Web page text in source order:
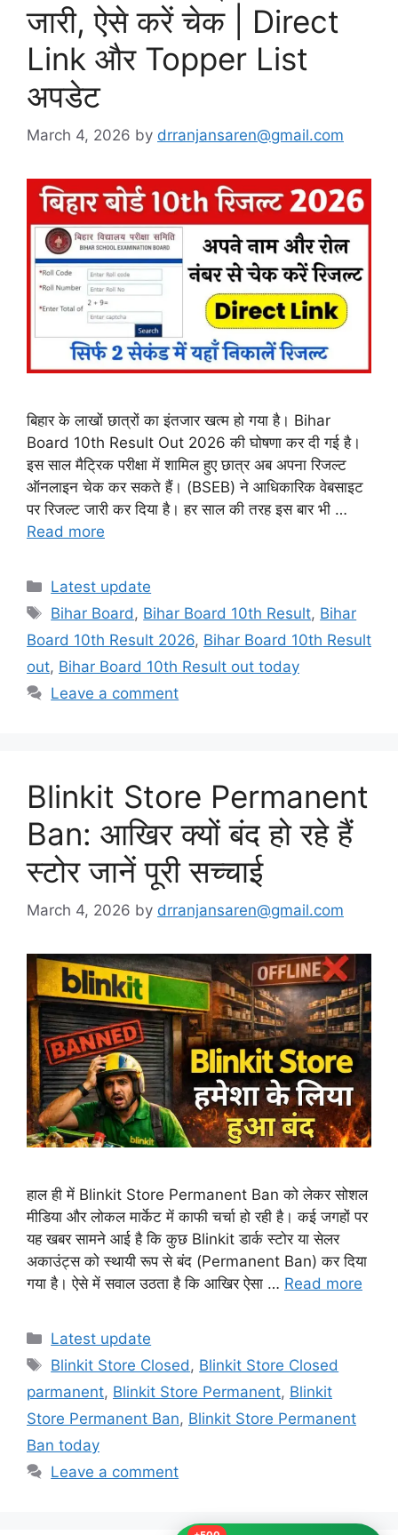
जारी, ऐसे करें चेक | Direct
Link और Topper List
अपडेट
March 4, 2026 by drranjansaren@gmail.com
बिहार के लाखों छात्रों का इंतजार खत्म हो गया है। Bihar
Board 10th Result Out 2026 की घोषणा कर दी गई है।
इस साल मैट्रिक परीक्षा में शामिल हुए छात्र अब अपना रिजल्ट
ऑनलाइन चेक कर सकते हैं। (BSEB) ने आधिकारिक वेबसाइट
पर रिजल्ट जारी कर दिया है। हर साल की तरह इस बार भी …
Read more
Categories
Latest update
Tags
Bihar Board , Bihar Board 10th Result, Bihar
Board 10th Result 2026, Bihar Board 10th Result
out, Bihar Board 10th Result out today
Leave a comment
Blinkit Store Permanent
Ban: आखिर क्यों बंद हो रहे हैं
स्टोर जानें पूरी सच्चाई
March 4, 2026 by drranjansaren@gmail.com
हाल ही में Blinkit Store Permanent Ban को लेकर सोशल
मीडिया और लोकल मार्केट में काफी चर्चा हो रही है। कई जगहों पर
यह खबर सामने आई है कि कुछ Blinkit डार्क स्टोर या सेलर
अकाउंट्स को स्थायी रूप से बंद (Permanent Ban) कर दिया
गया है। ऐसे में सवाल उठता है कि आखिर ऐसा … Read more
Categories
Latest update
Tags
Blinkit Store Closed, Blinkit Store Closed
parmanent, Blinkit Store Permanent, Blinkit
Store Permanent Ban, Blinkit Store Permanent
Ban today
Leave a comment